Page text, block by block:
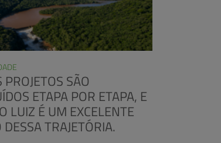
SÃO
ETAPA POR ETAPA, E
LUIZ É UM EXCELENTE
TRAJETÓRIA.